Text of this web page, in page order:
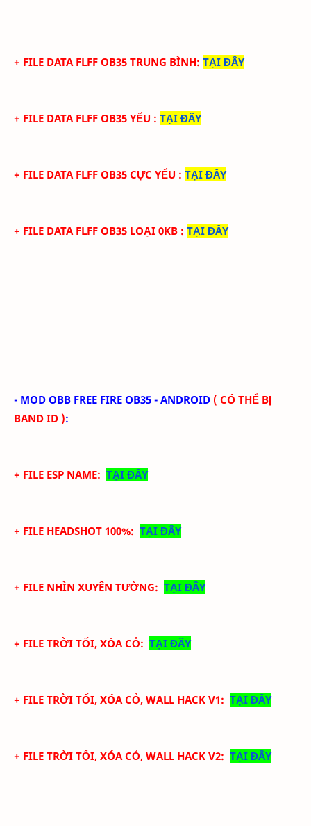
+ FILE DATAFLFF OB35 TRUNG BÌNH: TẠI ĐÂY
+ FILE DATAFLFF OB35 YẾU : TẠI ĐÂY
+ FILE DATAFLFF OB35 CỰC YẾU : TẠI ĐÂY
+ FILE DATAFLFF OB35 LOẠI 0KB : TẠI ĐÂY
- MOD OBB FREE FIRE OB35 - ANDROID ( CÓ THỂ BỊ
BAND ID ):
+ FILE ESP NAME: TẠI ĐÂY
+ FILE HEADSHOT 100%: TẠI ĐÂY
+ FILE NHÌN XUYÊN TƯỜNG: TẠI ĐÂY
+ FILE TRỜI TỐI, XÓA CỎ: TẠI ĐÂY
+ FILE TRỜI TỐI, XÓA CỎ, WALL HACK V1: TẠI ĐÂY
+ FILE TRỜI TỐI, XÓA CỎ, WALL HACK V2: TẠI ĐÂY